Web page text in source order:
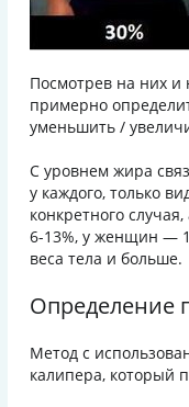
Посмотрев на них и
примерно
уменьшить /
С уровнем жира
у каждого, только
конкретного
6-13%, у женщин —
веса тела и больше.
Определение
Метод с
калипера, который